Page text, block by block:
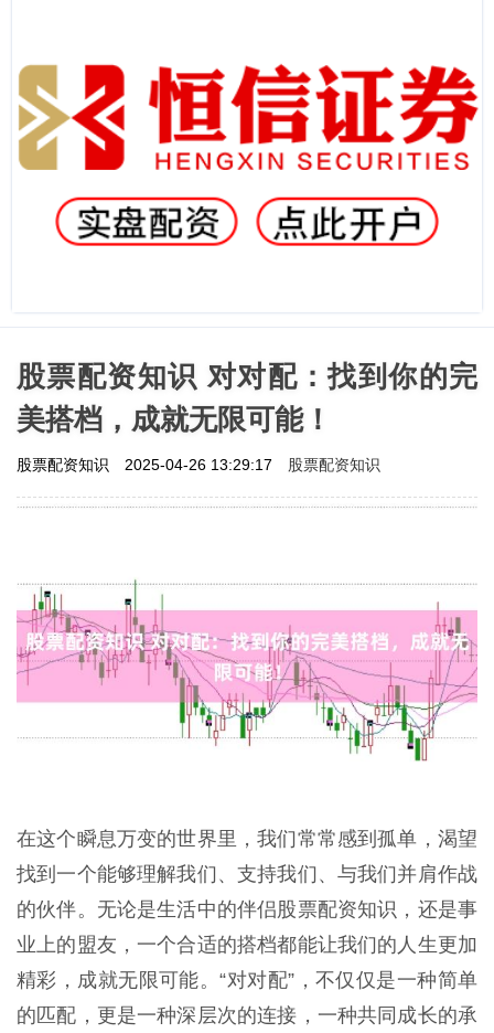
股票配资知识 对对配：找到你的完
美搭档，成就无限可能！
股票配资知识 2025-04-26 13:29:17 股票配资知识
在这个瞬息万变的世界里，我们常常感到孤单，渴望
找到一个能够理解我们、支持我们、与我们并肩作战
的伙伴。无论是生活中的伴侣股票配资知识，还是事
业上的盟友，一个合适的搭档都能让我们的人生更加
精彩，成就无限可能。“对对配”，不仅仅是一种简单
的匹配，更是一种深层次的连接，一种共同成长的承